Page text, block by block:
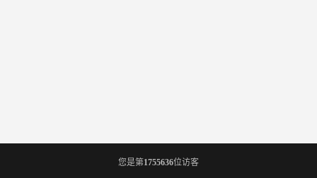
您是第1755636位访客